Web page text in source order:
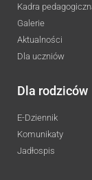
Kadra
Galerie
Aktualności
Dla uczniów
Dla rodziców
E-Dziennik
Komunikaty
Jadłospis